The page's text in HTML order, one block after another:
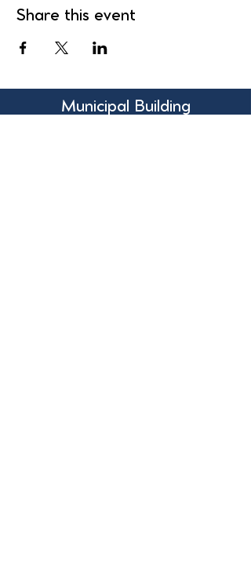
Share this event
Municipal Building